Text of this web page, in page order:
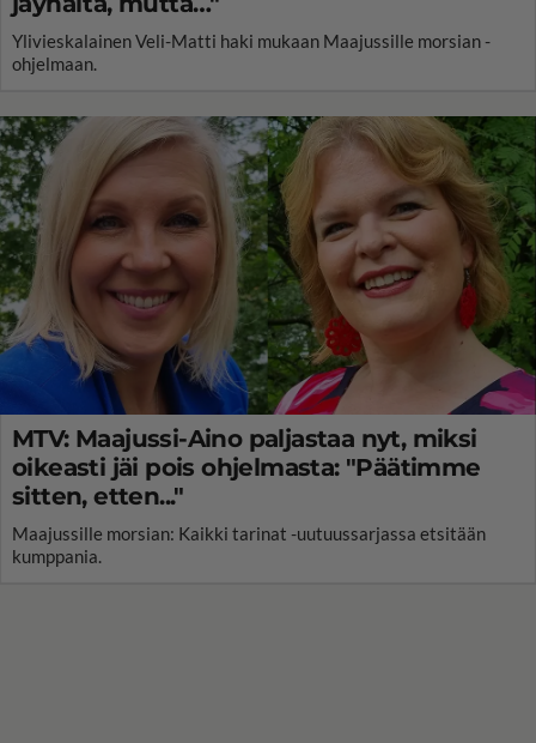
Ylivieskalainen Veli-Matti haki mukaan Maajussille morsian -
ohjelmaan.
MTV: Maajussi-Aino paljastaa nyt, miksi
oikeasti jäi pois ohjelmasta: "Päätimme
sitten, etten..."
Maajussille morsian: Kaikki tarinat -uutuussarjassa etsitään
kumppania.